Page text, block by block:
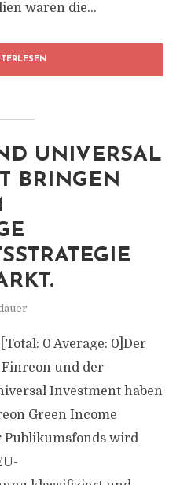
waren die...
UNIVERSAL
BRINGEN
0 Average: 0]Der
und der
Investment haben
Green Income
Publikumsfonds wird